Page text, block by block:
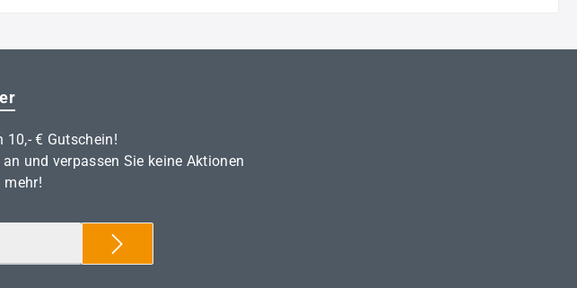
10,- € Gutschein!
und verpassen Sie keine Aktionen
mehr!